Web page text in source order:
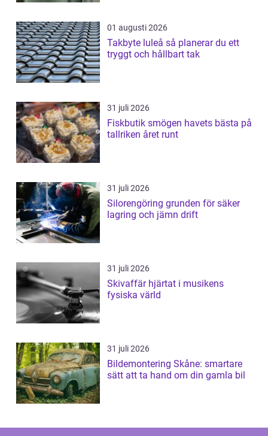
01 augusti 2026
Takbyte luleå så planerar du ett
tryggt och hållbart tak
31 juli 2026
Fiskbutik smögen havets bästa på
tallriken året runt
31 juli 2026
Silorengöring grunden för säker
lagring och jämn drift
31 juli 2026
Skivaffär hjärtat i musikens
fysiska värld
31 juli 2026
Bildemontering Skåne: smartare
sätt att ta hand om din gamla bil